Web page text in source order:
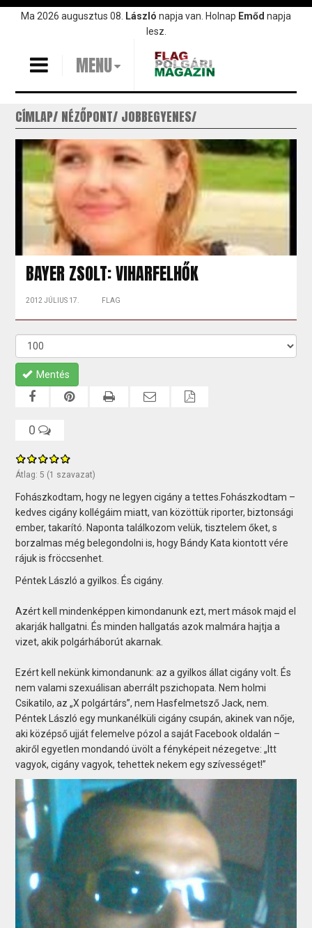
UgrásMa 2026 augusztus 08. László napja van. Holnap Emőd napja
lesz.
MENU
CÍMLAP NÉZŐPONT JOBBEGYENES
BAYER ZSOLT: VIHARFELHŐK
2012 JÚLIUS 17. FLAG
Mentés
0
Átlag: 5 (1 szavazat)
Fohászkodtam, hogy ne legyen cigány a tettes.Fohászkodtam –
kedves cigány kollégáim miatt, van közöttük riporter, biztonsági
ember, takarító. Naponta találkozom velük, tisztelem őket, s
borzalmas még belegondolni is, hogy Bándy Kata kiontott vére
rájuk is fröccsenhet.
Péntek László a gyilkos. És cigány.
Azért kell mindenképpen kimondanunk ezt, mert mások majd el
akarják hallgatni. És minden hallgatás azok malmára hajtja a
vizet, akik polgárháborút akarnak.
Ezért kell nekünk kimondanunk: az a gyilkos állat cigány volt. És
nem valami szexuálisan aberrált pszichopata. Nem holmi
Csikatilo, az „X polgártárs”, nem Hasfelmetsző Jack, nem.
Péntek László egy munkanélküli cigány csupán, akinek van nője,
aki középső ujját felemelve pózol a saját Facebook oldalán –
akiről egyetlen mondandó üvölt a fényképeit nézegetve: „Itt
vagyok, cigány vagyok, tehettek nekem egy szívességet!”